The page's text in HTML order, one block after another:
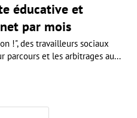
éducative et
par mois
!", des travailleurs sociaux
parcours et les arbitrages au...